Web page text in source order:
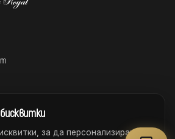
за да персонализираме